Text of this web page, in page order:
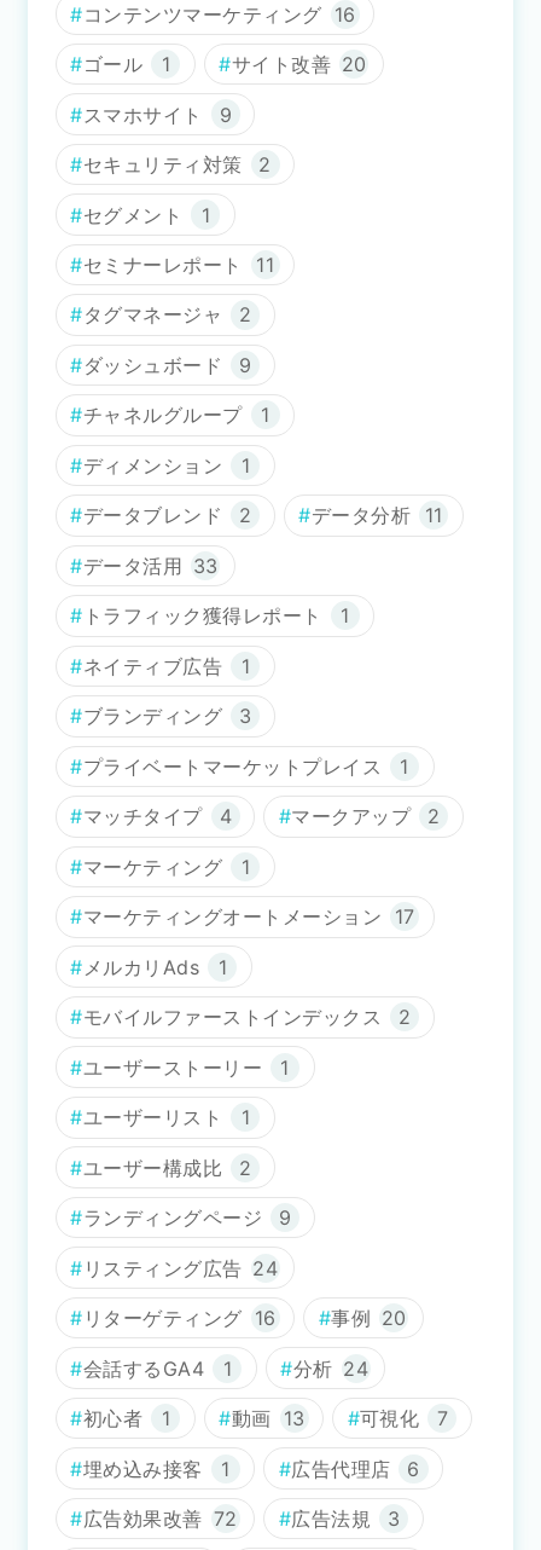
コンテンツマーケティング 16
ゴール 1 サイト改善 20
スマホサイト 9
セキュリティ対策 2
セグメント 1
セミナーレポート 11
タグマネージャ 2
ダッシュボード 9
チャネルグループ 1
ディメンション 1
データブレンド 2 データ分析 11
データ活用 33
トラフィック獲得レポート 1
ネイティブ広告 1
ブランディング 3
プライベートマーケットプレイス 1
マッチタイプ 4 マークアップ 2
マーケティング 1
マーケティングオートメーション 17
メルカリAds 1
モバイルファーストインデックス 2
ユーザーストーリー 1
ユーザーリスト 1
ユーザー構成比 2
ランディングページ 9
リスティング広告 24
リターゲティング 16 事例 20
会話するGA4 1 分析 24
初心者 1 動画 13 可視化 7
埋め込み接客 1 広告代理店 6
広告効果改善 72 広告法規 3